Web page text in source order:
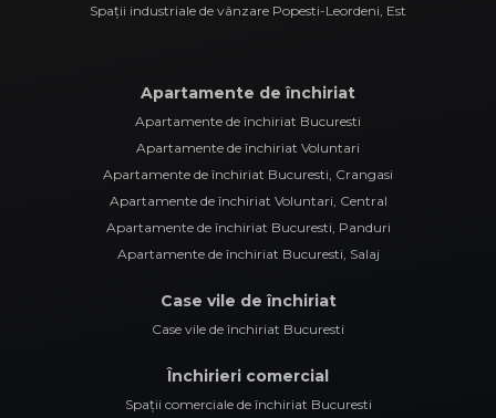
Spații industriale de vânzare Popesti-Leordeni, Est
Apartamente de închiriat
Apartamente de închiriat Bucuresti
Apartamente de închiriat Voluntari
Apartamente de închiriat Bucuresti, Crangasi
Apartamente de închiriat Voluntari, Central
Apartamente de închiriat Bucuresti, Panduri
Apartamente de închiriat Bucuresti, Salaj
Case vile de închiriat
Case vile de închiriat Bucuresti
Închirieri comercial
Spații comerciale de închiriat Bucuresti